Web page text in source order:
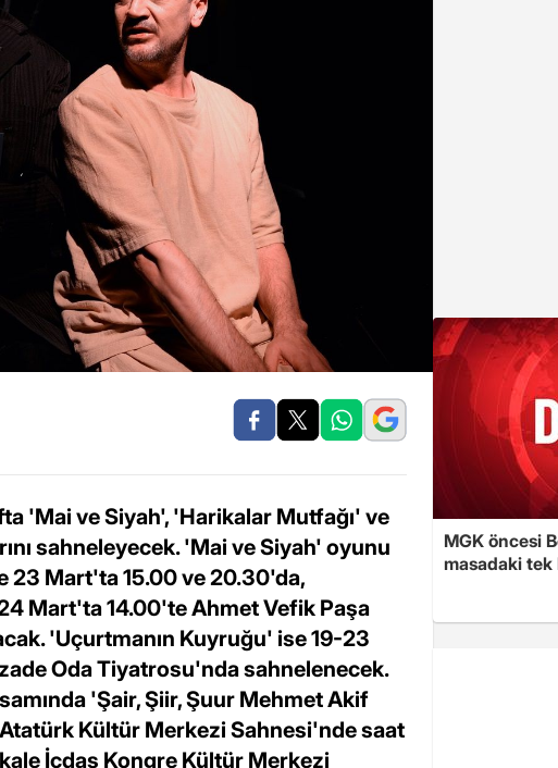
'Mai ve Siyah', 'Harikalar Mutfağı' ve
sahneleyecek. 'Mai ve Siyah' oyunu
23 Mart'ta 15.00 ve 20.30'da,
Mart'ta 14.00'te Ahmet Vefik Paşa
'Uçurtmanın Kuyruğu' ise 19-23
Oda Tiyatrosu'nda sahnelenecek.
'Şair, Şiir, Şuur Mehmet Akif
Kültür Merkezi Sahnesi'nde saat
İçdaş Kongre Kültür Merkezi
MGK öncesi
masadaki tek